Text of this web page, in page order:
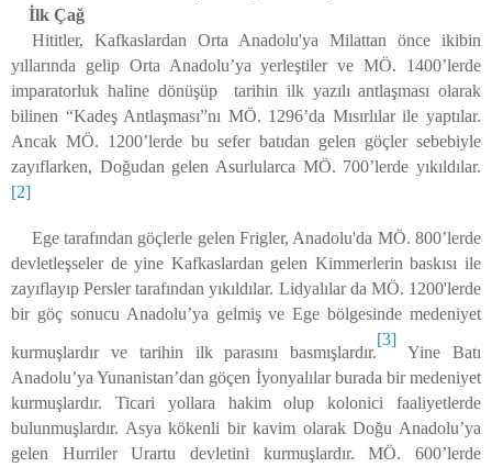
İlk Çağ
Hititler, Kafkaslardan Orta Anadolu'ya Milattan önce ikibin
yıllarında gelip Orta Anadolu’ya yerleştiler ve MÖ. 1400’lerde
imparatorluk haline dönüşüp tarihin ilk yazılı antlaşması olarak
bilinen “Kadeş Antlaşması”nı MÖ. 1296’da Mısırlılar ile yaptılar.
Ancak MÖ. 1200’lerde bu sefer batıdan gelen göçler sebebiyle
zayıflarken, Doğudan gelen Asurlularca MÖ. 700’lerde yıkıldılar.
[2]
Ege tarafından göçlerle gelen Frigler, Anadolu'da MÖ. 800’lerde
devletleşseler de yine Kafkaslardan gelen Kimmerlerin baskısı ile
zayıflayıp Persler tarafından yıkıldılar. Lidyalılar da MÖ. 1200'lerde
bir göç sonucu Anadolu’ya gelmiş ve Ege bölgesinde medeniyet
kurmuşlardır ve tarihin ilk parasını basmışlardır.
[3]
Yine Batı
Anadolu’ya Yunanistan’dan göçen İyonyalılar burada bir medeniyet
kurmuşlardır. Ticari yollara hakim olup kolonici faaliyetlerde
bulunmuşlardır. Asya kökenli bir kavim olarak Doğu Anadolu’ya
gelen Hurriler Urartu devletini kurmuşlardır. MÖ. 600’lerde